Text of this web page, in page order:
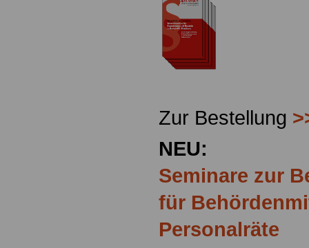
Zur Bestellung
NEU:
Seminare zur
für
Personalräte